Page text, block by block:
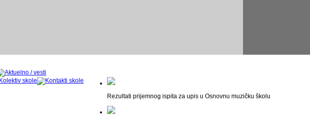
Rezultati prijemnog ispita za upis u Osnovnu muzičku školu